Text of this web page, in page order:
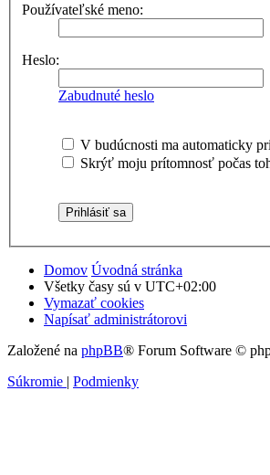
Používateľské meno:
Heslo:
Zabudnuté heslo
V budúcnosti ma automaticky
Skrýť moju prítomnosť počas
Domov Úvodná stránka
Všetky časy sú v UTC+02:00
Vymazať cookies
Napísať administrátorovi
Založené na phpBB® Forum Software ©
Súkromie | Podmienky